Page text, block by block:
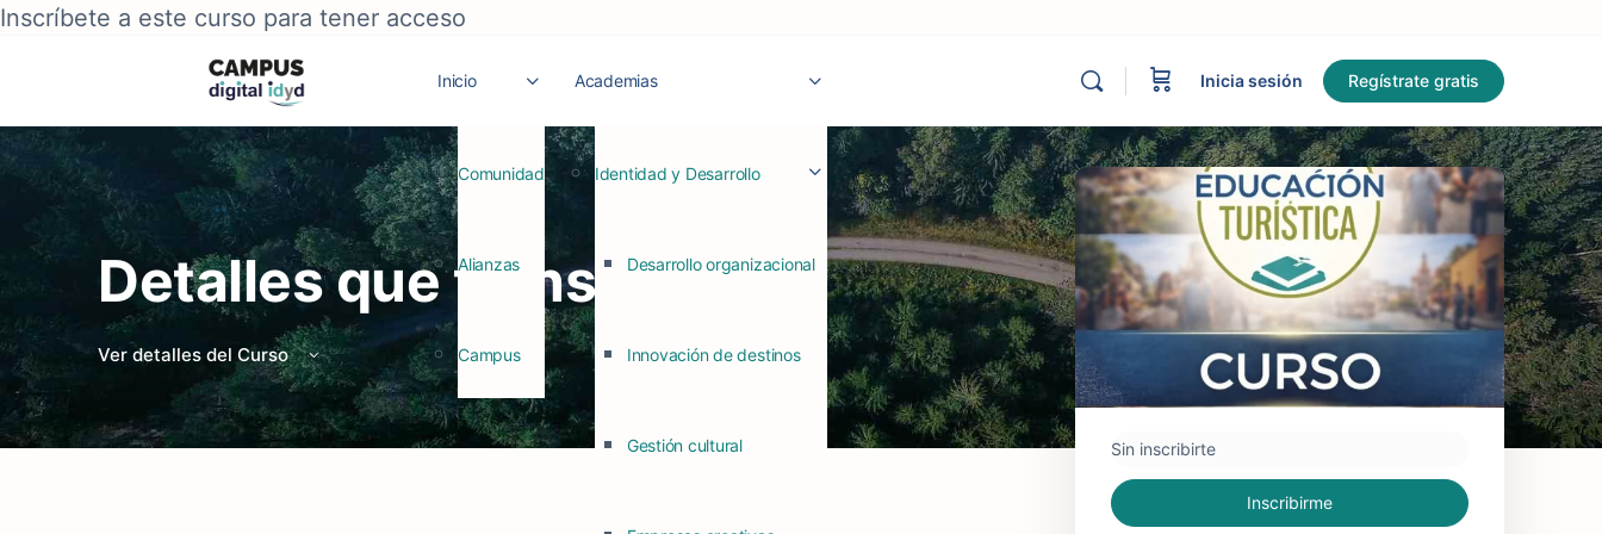
Inscríbete a este curso para tener acceso
Inicio
Comunidad
Alianzas
Campus
Academias
Identidad y Desarrollo
Desarrollo organizacional
Innovación de destinos
Gestión cultural
Inicia sesión Regístrate gratis
Detalles que transforman
Ver detalles del Curso
Sin inscribirte
Inscribirme